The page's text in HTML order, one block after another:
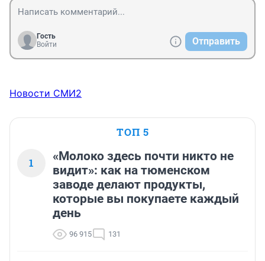
Гость
Войти
Отправить
Новости СМИ2
ТОП 5
1
«Молоко здесь почти никто не
видит»: как на тюменском
заводе делают продукты,
которые вы покупаете каждый
день
96 915 131